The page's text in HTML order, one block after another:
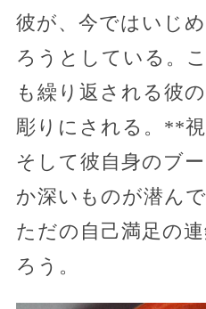
彼が、今ではいじ
ろうとしている。
も繰り返される彼
彫りにされる。**視
そして彼自身のブ
か深いものが潜ん
ただの自己満足の
ろう。